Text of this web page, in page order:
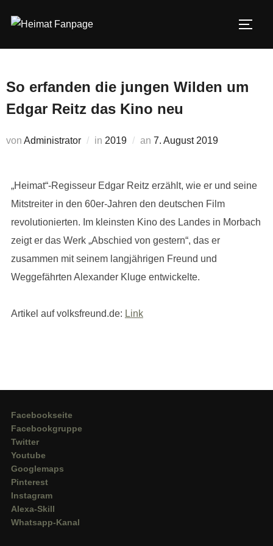
Inhalt
So erfanden die jungen Wilden um
Edgar Reitz das Kino neu
von Administrator in 2019 an Veröffentlicht
7. August 2019
„Heimat“-Regisseur Edgar Reitz erzählt, wie er und seine
Mitstreiter in den 60er-Jahren den deutschen Film
revolutionierten. Im kleinsten Kino des Landes in Morbach
zeigt er das Werk „Abschied von gestern“, das er
zusammen mit seinem langjährigen Freund und
Weggefährten Alexander Kluge entwickelte.
Artikel auf volksfreund.de: Link
Facebookseite
Facebookgruppe
Twitter
Youtube
Googlemaps
Pinterest
Instagram
Alexa-Skill
Whatsapp-Kanal